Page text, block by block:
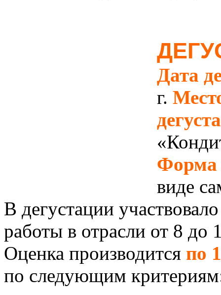
Дата
г.
Форма
виде
В дегустации
работы в отрасли от 8 до
Оценка производится по
по следующим